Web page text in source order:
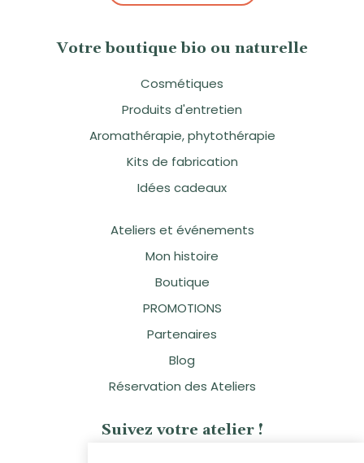
Votre boutique bio ou naturelle
Cosmétiques
Produits d'entretien
Aromathérapie, phytothérapie
Kits de fabrication
Idées cadeaux
Ateliers et événements
Mon histoire
Boutique
PROMOTIONS
Partenaires
Blog
Réservation des Ateliers
Suivez votre atelier !